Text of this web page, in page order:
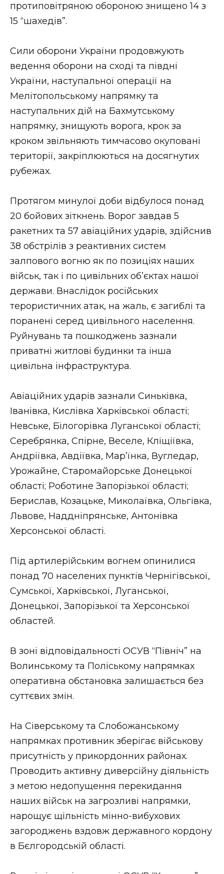
протиповітряною обороною знищено 14 з
15 “шахедів”.
Сили оборони України продовжують
ведення оборони на сході та півдні
України, наступальної операції на
Мелітопольському напрямку та
наступальних дій на Бахмутському
напрямку, знищують ворога, крок за
кроком звільняють тимчасово окуповані
території, закріплюються на досягнутих
рубежах.
Протягом минулої доби відбулося понад
20 бойових зіткнень. Ворог завдав 5
ракетних та 57 авіаційних ударів, здійснив
38 обстрілів з реактивних систем
залпового вогню як по позиціях наших
військ, так і по цивільних об’єктах нашої
держави. Внаслідок російських
терористичних атак, на жаль, є загиблі та
поранені серед цивільного населення.
Руйнувань та пошкоджень зазнали
приватні житлові будинки та інша
цивільна інфраструктура.
Авіаційних ударів зазнали Синьківка,
Іванівка, Кислівка Харківської області;
Невське, Білогорівка Луганської області;
Серебрянка, Спірне, Веселе, Кліщіївка,
Андріївка, Авдіївка, Мар’їнка, Вугледар,
Урожайне, Старомайорське Донецької
області; Роботине Запорізької області;
Берислав, Козацьке, Миколаївка, Ольгівка,
Львове, Наддніпрянське, Антонівка
Херсонської області.
Під артилерійським вогнем опинилися
понад 70 населених пунктів Чернігівської,
Сумської, Харківської, Луганської,
Донецької, Запорізької та Херсонської
областей.
В зоні відповідальності ОСУВ “Північ” на
Волинському та Поліському напрямках
оперативна обстановка залишається без
суттєвих змін.
На Сіверському та Слобожанському
напрямках противник зберігає військову
присутність у прикордонних районах.
Проводить активну диверсійну діяльність
з метою недопущення перекидання
наших військ на загрозливі напрямки,
нарощує щільність мінно-вибухових
загороджень вздовж державного кордону
в Бєлгородській області.